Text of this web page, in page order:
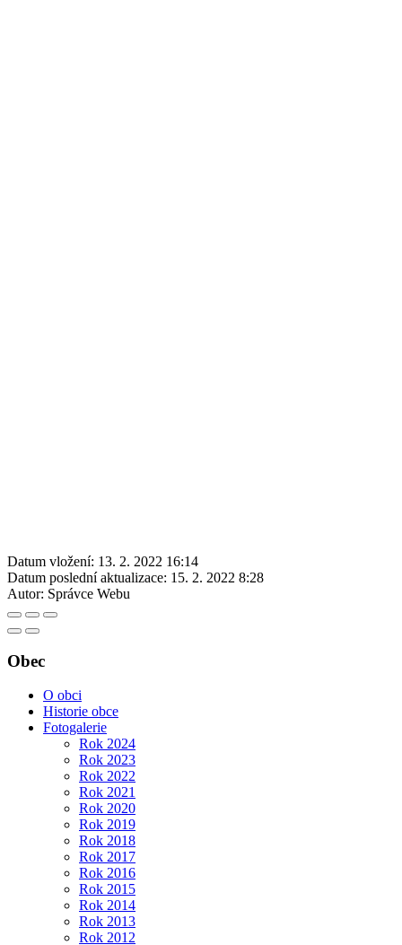
Datum vložení: 13. 2. 2022 16:14
Datum poslední aktualizace: 15. 2. 2022 8:28
Autor: Správce Webu
Obec
O obci
Historie obce
Fotogalerie
Rok 2024
Rok 2023
Rok 2022
Rok 2021
Rok 2020
Rok 2019
Rok 2018
Rok 2017
Rok 2016
Rok 2015
Rok 2014
Rok 2013
Rok 2012